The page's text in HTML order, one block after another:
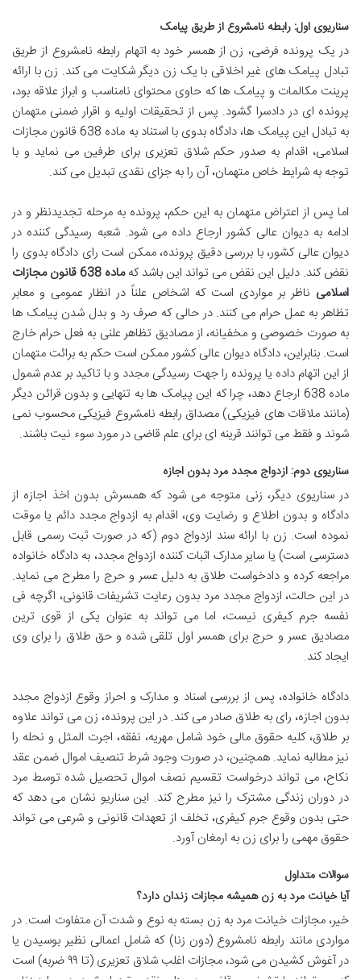
سناریوی اول: رابطه نامشروع از طریق پیامک
در یک پرونده فرضی، زن از همسر خود به اتهام رابطه نامشروع از طریق
تبادل پیامک های غیر اخلاقی با یک زن دیگر شکایت می کند. زن با ارائه
پرینت مکالمات و پیامک ها که حاوی محتوای نامناسب و ابراز علاقه بود،
پرونده ای در دادسرا گشود. پس از تحقیقات اولیه و اقرار ضمنی متهمان
به تبادل این پیامک ها، دادگاه بدوی با استناد به ماده 638 قانون مجازات
اسلامی، اقدام به صدور حکم شلاق تعزیری برای طرفین می نماید و با
توجه به شرایط خاص متهمان، آن را به جزای نقدی تبدیل می کند.
اما پس از اعتراض متهمان به این حکم، پرونده به مرحله تجدیدنظر و در
ادامه به دیوان عالی کشور ارجاع داده می شود. شعبه رسیدگی کننده در
دیوان عالی کشور، با بررسی دقیق پرونده، ممکن است رای دادگاه بدوی را
نقض کند. دلیل این نقض می تواند این باشد که
ماده 638 قانون مجازات
اسلامی ناظر بر مواردی است که اشخاص علناً در انظار عمومی و معابر
تظاهر به عمل حرام می کنند. در حالی که صرف رد و بدل شدن پیامک ها
به صورت خصوصی و مخفیانه، از مصادیق تظاهر علنی به فعل حرام خارج
است. بنابراین، دادگاه دیوان عالی کشور ممکن است حکم به برائت متهمان
از این اتهام داده یا پرونده را جهت رسیدگی مجدد و با تاکید بر عدم شمول
ماده 638 ارجاع دهد، چرا که این پیامک ها به تنهایی و بدون قرائن دیگر
(مانند ملاقات های فیزیکی) مصداق رابطه نامشروع فیزیکی محسوب نمی
شوند و فقط می توانند قرینه ای برای علم قاضی در مورد سوء نیت باشند.
سناریوی دوم: ازدواج مجدد مرد بدون اجازه
در سناریوی دیگر، زنی متوجه می شود که همسرش بدون اخذ اجازه از
دادگاه و بدون اطلاع و رضایت وی، اقدام به ازدواج مجدد دائم یا موقت
نموده است. زن با ارائه سند ازدواج دوم (که در صورت ثبت رسمی قابل
دسترسی است) یا سایر مدارک اثبات کننده ازدواج مجدد، به دادگاه خانواده
مراجعه کرده و دادخواست طلاق به دلیل عسر و حرج را مطرح می نماید.
در این حالت، ازدواج مجدد مرد بدون رعایت تشریفات قانونی، اگرچه فی
نفسه جرم کیفری نیست، اما می تواند به عنوان یکی از قوی ترین
مصادیق عسر و حرج برای همسر اول تلقی شده و حق طلاق را برای وی
ایجاد کند.
دادگاه خانواده، پس از بررسی اسناد و مدارک و احراز وقوع ازدواج مجدد
بدون اجازه، رای به طلاق صادر می کند. در این پرونده، زن می تواند علاوه
بر طلاق، کلیه حقوق مالی خود شامل مهریه، نفقه، اجرت المثل و نحله را
نیز مطالبه نماید. همچنین، در صورت وجود شرط تنصیف اموال ضمن عقد
نکاح، می تواند درخواست تقسیم نصف اموال تحصیل شده توسط مرد
در دوران زندگی مشترک را نیز مطرح کند. این سناریو نشان می دهد که
حتی بدون وقوع جرم کیفری، تخلف از تعهدات قانونی و شرعی می تواند
حقوق مهمی را برای زن به ارمغان آورد.
سوالات متداول
آیا خیانت مرد به زن همیشه مجازات زندان دارد؟
خیر، مجازات خیانت مرد به زن بسته به نوع و شدت آن متفاوت است. در
مواردی مانند رابطه نامشروع (دون زنا) که شامل اعمالی نظیر بوسیدن یا
در آغوش کشیدن می شود، مجازات اغلب شلاق تعزیری (تا ۹۹ ضربه) است